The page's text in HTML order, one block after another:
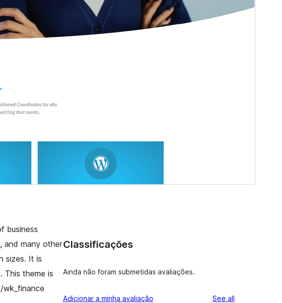
business
and many other
sizes. It is
This theme is
wk_finance
Classificações
Ainda não foram submetidas avaliações.
Adicionar a minha avaliação See all